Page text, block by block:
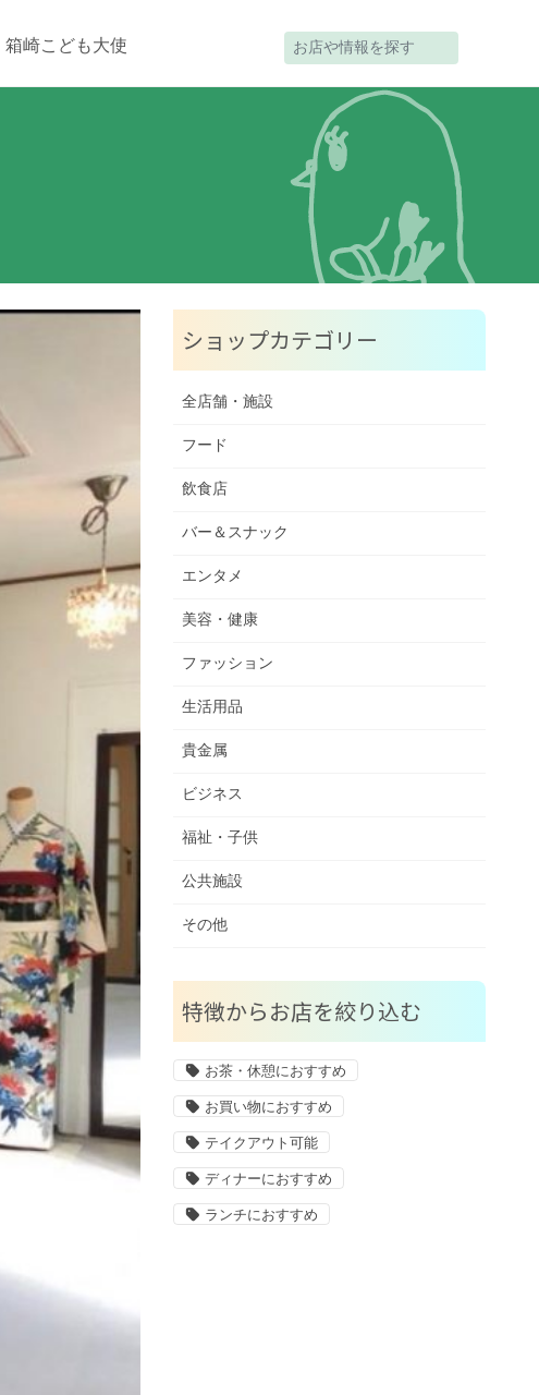
箱崎こども大使
ショップカテゴリー
全店舗・施設
フード
飲食店
バー＆スナック
エンタメ
美容・健康
ファッション
生活用品
貴金属
ビジネス
福祉・子供
公共施設
その他
特徴からお店を絞り込む
お茶・休憩におすすめ
お買い物におすすめ
テイクアウト可能
ディナーにおすすめ
ランチにおすすめ